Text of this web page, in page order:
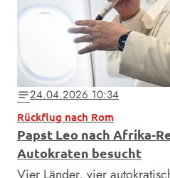
notes24.04.2026 10:34
Rückflug nach Rom
Papst Leo nach Afrika-
Autokraten besucht